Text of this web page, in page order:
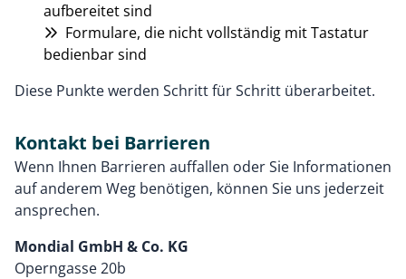
aufbereitet sind
Formulare, die nicht vollständig mit Tastatur
bedienbar sind
Diese Punkte werden Schritt für Schritt überarbeitet.
Kontakt bei Barrieren
Wenn Ihnen Barrieren auffallen oder Sie Informationen
auf anderem Weg benötigen, können Sie uns jederzeit
ansprechen.
Mondial GmbH & Co. KG
Operngasse 20b